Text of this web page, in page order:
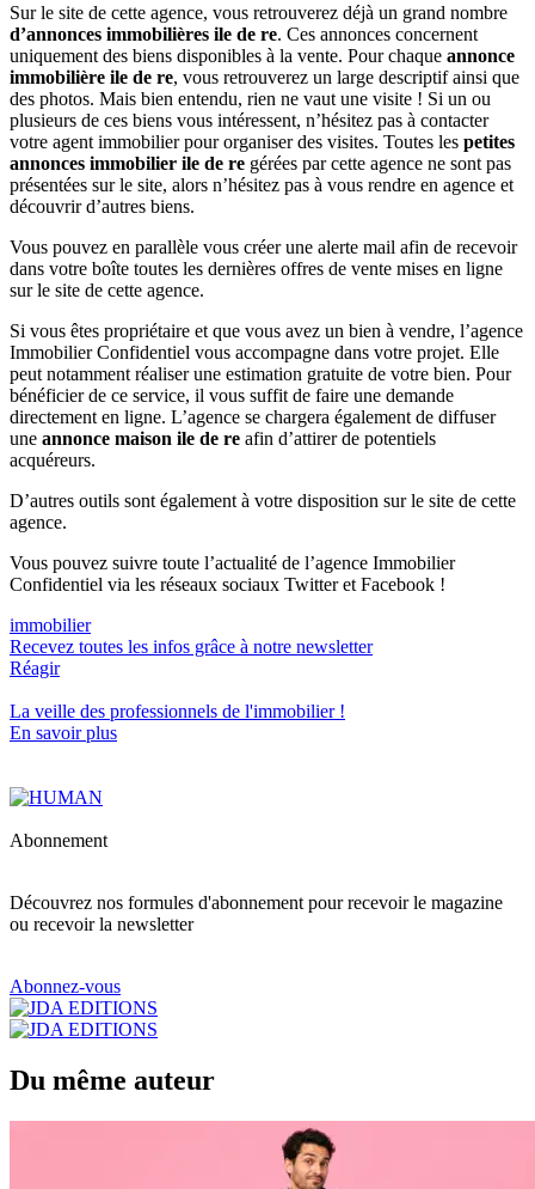
Sur le site de cette agence, vous retrouverez déjà un grand nombre
d’annonces immobilières ile de re. Ces annonces concernent
uniquement des biens disponibles à la vente. Pour chaque annonce
immobilière ile de re, vous retrouverez un large descriptif ainsi que
des photos. Mais bien entendu, rien ne vaut une visite ! Si un ou
plusieurs de ces biens vous intéressent, n’hésitez pas à contacter
votre agent immobilier pour organiser des visites. Toutes les petites
annonces immobilier ile de re gérées par cette agence ne sont pas
présentées sur le site, alors n’hésitez pas à vous rendre en agence et
découvrir d’autres biens.
Vous pouvez en parallèle vous créer une alerte mail afin de recevoir
dans votre boîte toutes les dernières offres de vente mises en ligne
sur le site de cette agence.
Si vous êtes propriétaire et que vous avez un bien à vendre, l’agence
Immobilier Confidentiel vous accompagne dans votre projet. Elle
peut notamment réaliser une estimation gratuite de votre bien. Pour
bénéficier de ce service, il vous suffit de faire une demande
directement en ligne. L’agence se chargera également de diffuser
une annonce maison ile de re afin d’attirer de potentiels
acquéreurs.
D’autres outils sont également à votre disposition sur le site de cette
agence.
Vous pouvez suivre toute l’actualité de l’agence Immobilier
Confidentiel via les réseaux sociaux Twitter et Facebook !
immobilier
Recevez toutes les infos grâce à notre newsletter
Réagir
La veille des professionnels de l'immobilier!
En savoir plus
Abonnement
Découvrez nos formules d'abonnement pour recevoir le magazine
ou recevoir la newsletter
Abonnez-vous
Du même auteur